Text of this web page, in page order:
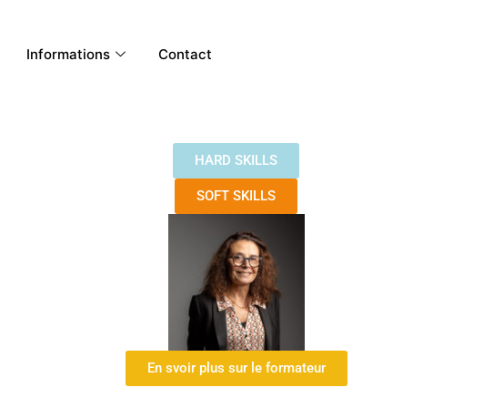
Informations Contact
HARD SKILLS
SOFT SKILLS
En svoir plus sur le formateur